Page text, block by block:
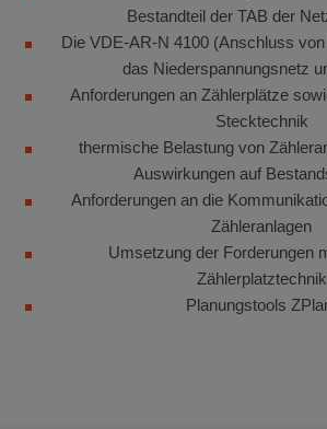
Bestandteil der TAB der
Die VDE-AR-N 4100 (Anschluss
das Niederspannungsnetz
Anforderungen an Zählerplätze
Stecktechnik
thermische Belastung von
Auswirkungen auf
Anforderungen an die
Zähleranlagen
Umsetzung der Forderungen
Zählerplatztechnik
Planungstools